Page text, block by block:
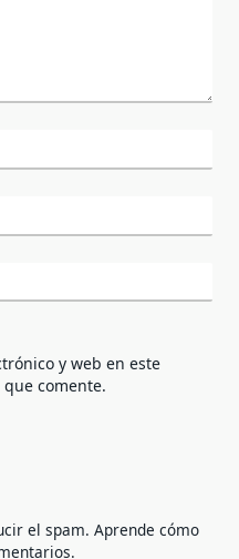
y web en este
comente.
el spam. Aprende cómo